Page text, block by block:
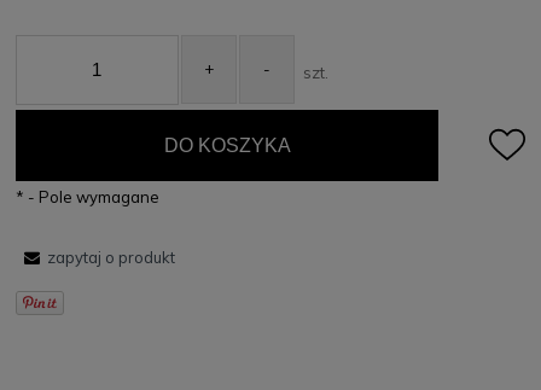
+ - szt.
DO KOSZYKA
* - Pole wymagane
zapytaj o produkt